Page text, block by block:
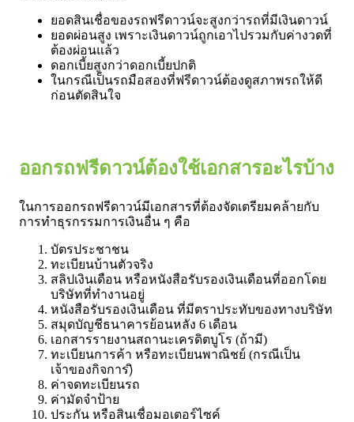
ยอดสินเชื่อของรถฟรีดาวน์จะสูงกว่ารถที่มีเงินดาวน์
ยอดผ่อนสูง เพราะเงินดาวน์ถูกเอาไปรวมกับค่างวดที่
ต้องผ่อนแล้ว
ดอกเบี้ยสูงกว่าดอกเบี้ยปกติ
ในกรณีเป็นรถมือสองที่ฟรีดาวน์ต้องดูสภาพรถให้ดี
ก่อนตัดสินใจ
ออกรถฟรีดาวน์ต้องใช้เอกสารอะไรบ้าง
ในการออกรถฟรีดาวน์มีเอกสารที่ต้องจัดเตรียมคล้ายกับ
การทำธุรกรรมการเงินอื่น ๆ คือ
บัตรประชาชน
ทะเบียนบ้านตัวจริง
สลิปเงินเดือน หรือหนังสือรับรองเงินเดือนที่ออกโดย
บริษัทที่ทำงานอยู่
หนังสือรับรองเงินเดือน ที่มีตราประทับของทางบริษัท
สมุดบัญชีธนาคารย้อนหลัง 6 เดือน
เอกสารรายงานสถานะเครดิตบูโร (ถ้ามี)
ทะเบียนการค้า หรือทะเบียนพาณิชย์ (กรณีเป็น
เจ้าของกิจการ)ิ
ค่าจดทะเบียนรถ
ค่ามัดจำป้าย
ประกัน หรือสินเชื่อมอเตอร์ไซค์